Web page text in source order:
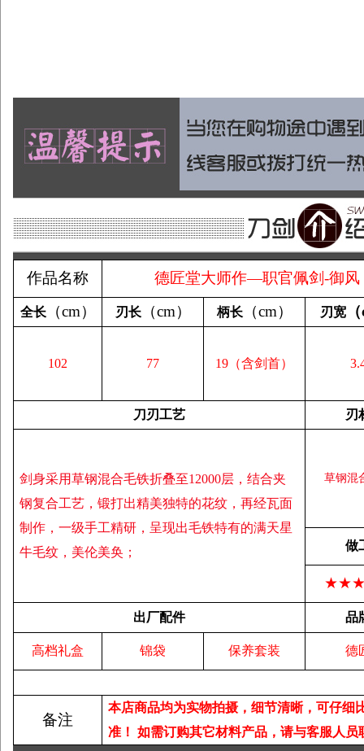
作品名称 德匠堂大师作—职官佩剑-御风
全长（cm） 刃长（cm） 柄长（cm） 刃宽 （
102 77 19（含剑首）
刀刃工艺 刃
剑身采用草钢混合毛铁折叠至12000层，结合夹
钢复合工艺，锻打出精美独特的花纹，再经瓦面
制作，一级手工精研，呈现出毛铁特有的满天星
牛毛纹，美伦美奂；
草钢混
做
出厂配件 品
高档礼盒 锦袋 保养套装 德
备注
本店商品均为实物拍摄，细节清晰，可仔细
准！ 如需订购其它材料产品，请与客服人员